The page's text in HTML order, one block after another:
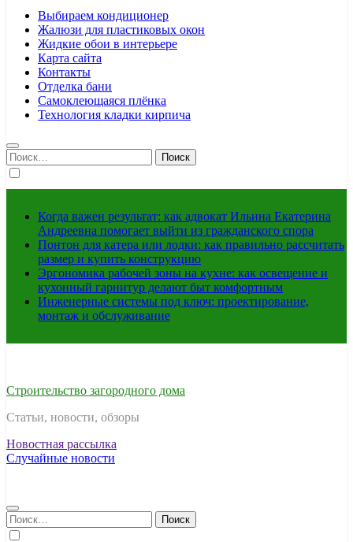
Выбираем кондиционер
Жалюзи для пластиковых окон
Жидкие обои в интерьере
Карта сайта
Контакты
Отделка бани
Самоклеющаяся плёнка
Технология кладки кирпича
Найти:
Когда важен результат: как адвокат Ильина Екатерина
Андреевна помогает выйти из гражданского спора
Понтон для катера или лодки: как правильно рассчитать
размер и купить конструкцию
Эргономика рабочей зоны на кухне: как освещение и
кухонный гарнитур делают быт комфортным
Инженерные системы под ключ: проектирование,
монтаж и обслуживание
Строительство загородного дома
Статьи, новости, обзоры
Новостная рассылка
Случайные новости
Найти: